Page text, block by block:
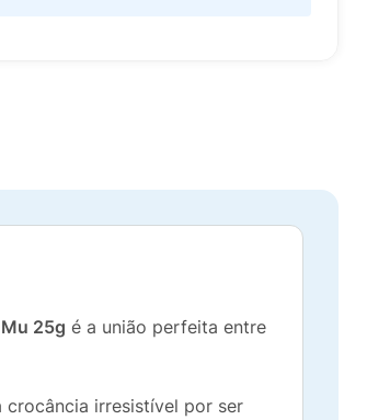
25g é a união perfeita entre
crocância irresistível por ser